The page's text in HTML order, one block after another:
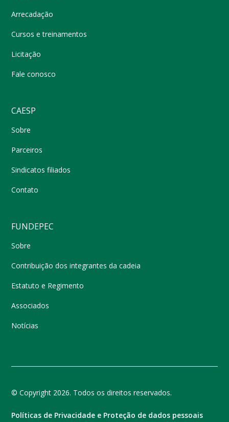
Arrecadação
Cursos e treinamentos
Licitação
Fale conosco
CAESP
Sobre
Parceiros
Sindicatos filiados
Contato
FUNDEPEC
Sobre
Contribuição dos integrantes da cadeia
Estatuto e Regimento
Associados
Notícias
© Copyright 2026. Todos os direitos reservados.
Políticas de Privacidade e Proteção de dados pessoais